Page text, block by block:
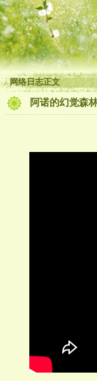
网络日志正文
阿诺的幻觉森